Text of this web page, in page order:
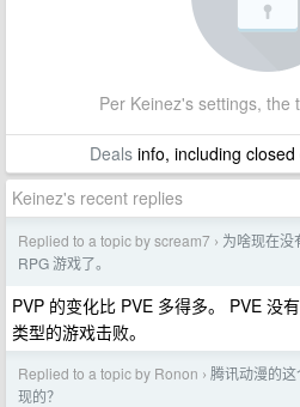
Per Keinez's settings, the
Dealsinfo, including closed
Keinez's recent replies
Replied to a topic by scream7 › 为啥现在没
RPG 游戏了。
PVP 的变化比 PVE 多得多。 PVE 没
类型的游戏击败。
Replied to a topic by Ronon › 腾讯动漫的
现的？